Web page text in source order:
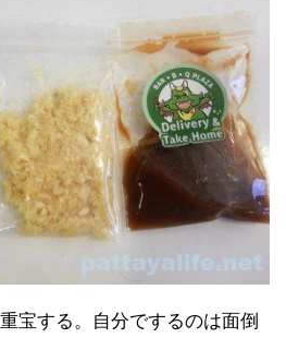
宝する。自分でするのは面倒